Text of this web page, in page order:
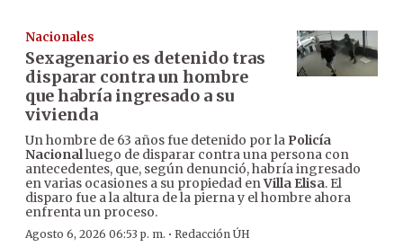
Nacionales
Sexagenario es detenido tras
disparar contra un hombre
que habría ingresado a su
vivienda
Un hombre de 63 años fue detenido por la Policía
Nacionalluego de disparar contra una persona con
antecedentes, que, según denunció, habría ingresado
en varias ocasiones a su propiedad enVilla Elisa. El
disparo fue a la altura de la pierna y el hombre ahora
enfrenta un proceso.
Agosto 6, 2026 06:53 p. m. · Redacción ÚH